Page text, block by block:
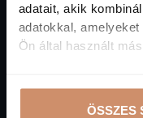
adatait, akik
adatokkal,
Ön által használt
ÖSSZES